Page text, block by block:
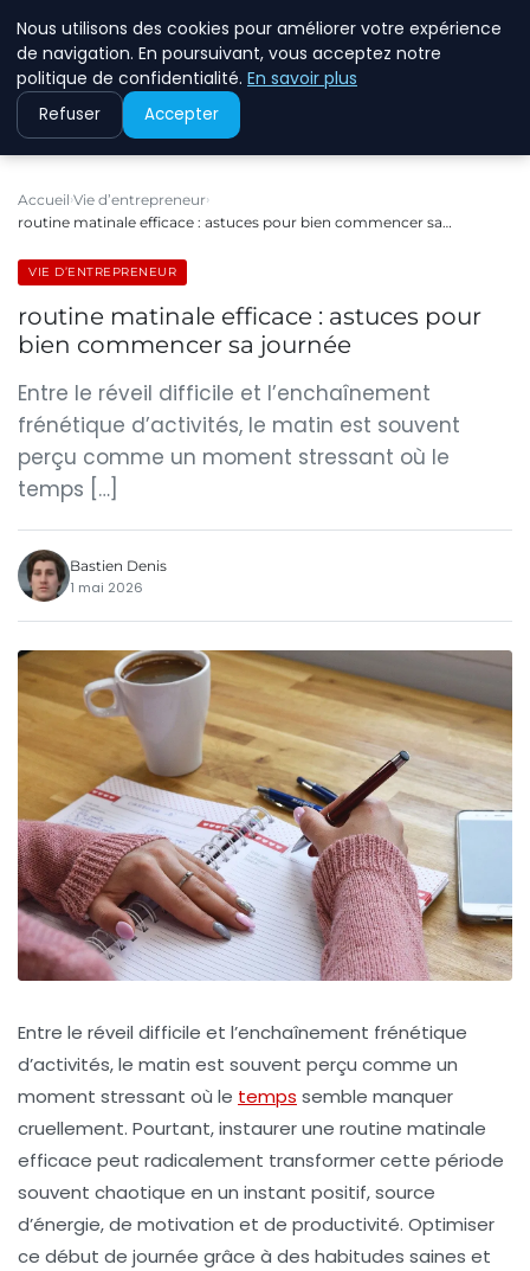
ECOMMCODE2
Accueil Vie d’entrepreneur
routine matinale efficace : astuces pour bien commencer sa…
VIE D’ENTREPRENEUR
routine matinale efficace : astuces pour
bien commencer sa journée
Entre le réveil difficile et l’enchaînement
frénétique d’activités, le matin est souvent
perçu comme un moment stressant où le
temps […]
Bastien Denis
1 mai 2026
Entre le réveil difficile et l’enchaînement frénétique
d’activités, le matin est souvent perçu comme un
moment stressant où le temps semble manquer
cruellement. Pourtant, instaurer une routine matinale
efficace peut radicalement transformer cette période
souvent chaotique en un instant positif, source
d’énergie, de motivation et de productivité. Optimiser
ce début de journée grâce à des habitudes saines et
Nous utilisons des cookies pour améliorer votre expérience
de navigation. En poursuivant, vous acceptez notre
politique de confidentialité. En savoir plus
Refuser Accepter